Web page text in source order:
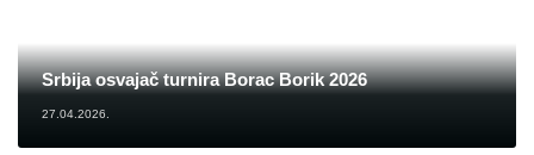
Srbija osvajač turnira Borac Borik 2026
27.04.2026.